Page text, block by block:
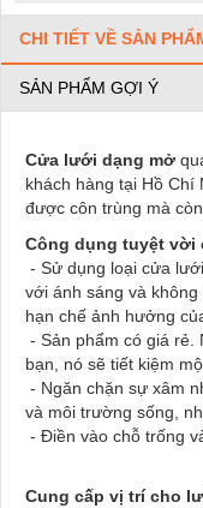
CHI TIẾT VỀ SẢN
SẢN PHẨM GỢI Ý
Cửa lưới dạng mở
khách hàng tại Hồ Chí
được côn trùng mà
Công dụng tuyệt vời
- Sử dụng loại cửa
với ánh sáng và
hạn chế ảnh hưởng
- Sản phẩm có giá rẻ.
bạn, nó sẽ tiết kiệm
- Ngăn chặn sự xâm
và môi trường sống,
- Điền vào chỗ trống
Cung cấp vị trí cho